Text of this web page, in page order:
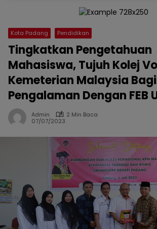
Kota Padang Pendidikan
Tingkatkan Pengetahuan
Mahasiswa, Tujuh Kolej
Kemeterian Malaysia
Pengalaman Dengan FEB
Admin
2 Min Baca
07/07/2023